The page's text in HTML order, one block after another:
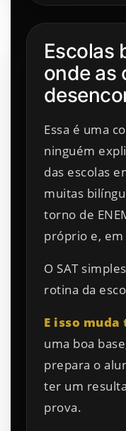
Escolas
onde as
Essa é uma
ninguém
das escolas
muitas
torno de
próprio e, em
O SAT
rotina da
E isso muda
uma boa
prepara o
ter um
prova.